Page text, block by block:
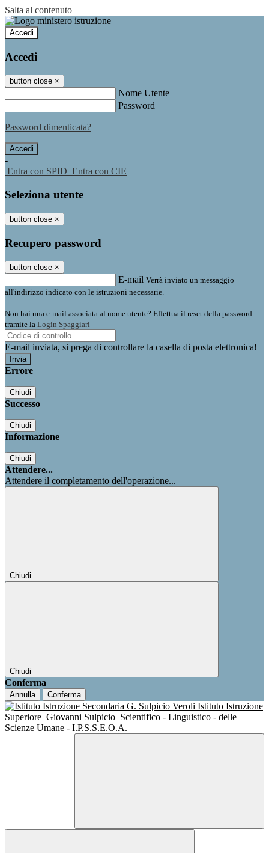
Salta al contenuto
Accedi
Accedi
button close ×
Nome Utente
Password
Password dimenticata?
-
Entra con SPID Entra con CIE
Seleziona utente
button close ×
Recupero password
button close ×
E-mail Verrà inviato un messaggio
all'indirizzo indicato con le istruzioni necessarie.
Non hai una e-mail associata al nome utente? Effettua il reset della password
tramite la Login Spaggiari
E-mail inviata, si prega di controllare la casella di posta elettronica!
Errore
Chiudi
Successo
Chiudi
Informazione
Chiudi
Attendere...
Attendere il completamento dell'operazione...
Chiudi
Chiudi
Conferma
Annulla Conferma
Istituto Istruzione
Superiore Giovanni Sulpicio Scientifico - Linguistico - delle
Scienze Umane - I.P.S.S.E.O.A.